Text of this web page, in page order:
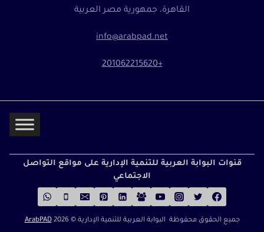
القاهرة، جمهورية مصر العربية
info@arabpad.net
+201062215620
جميع الحقوق محفوظة البوابة العربية للتنمية الإدارية © ArabPAD2026
قنوات البوابة العربية للتنمية الإدارية على مواقع التواصل
الاجتماعي